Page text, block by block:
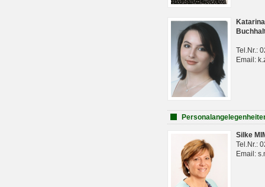
Tel.Nr.:
Email:
Silke
Tel.Nr.:
Email: